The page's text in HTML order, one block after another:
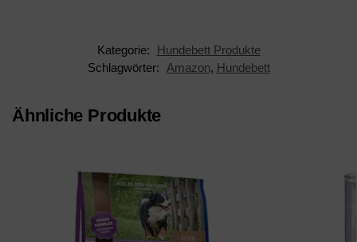
Kategorie:
Hundebett Produkte
Schlagwörter:
Amazon, Hundebett
Ähnliche Produkte